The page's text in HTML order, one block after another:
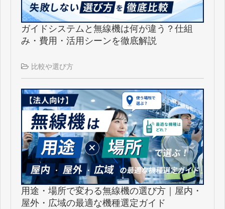
ガイドシステムと無線機は何が違う？仕組
み・費用・活用シーンを徹底解説
比較や選び方
用途・場所で変わる無線機の選び方｜屋内・
屋外・広域の最適な機種選定ガイド